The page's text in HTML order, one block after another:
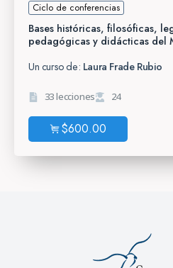
Ciclo de conferencias
Bases históricas, filosóficas,
pedagógicas y didácticas del
Un curso de: Laura Frade Rubio
33 lecciones 24
$600.00